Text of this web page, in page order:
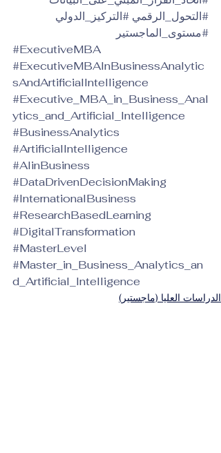
#التحول_الرقمي #التركيز_الدولي
#مستوى_الماجستير
#ExecutiveMBA
#ExecutiveMBAInBusinessAnalytic
sAndArtificialIntelligence
#Executive_MBA_in_Business_Anal
ytics_and_Artificial_Intelligence
#BusinessAnalytics
#ArtificialIntelligence
#AIinBusiness
#DataDrivenDecisionMaking
#InternationalBusiness
#ResearchBasedLearning
#DigitalTransformation
#MasterLevel
#Master_in_Business_Analytics_an
d_Artificial_Intelligence
الدراسات العليا (ماجستير)